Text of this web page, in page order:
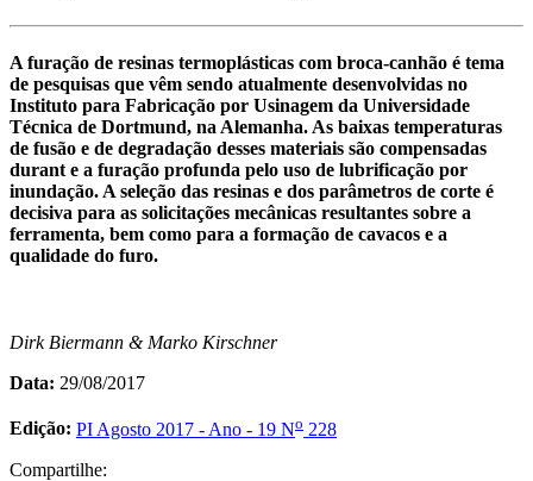
A furação de resinas termoplásticas com broca-canhão é tema
de pesquisas que vêm sendo atualmente desenvolvidas no
Instituto para Fabricação por Usinagem da Universidade
Técnica de Dortmund, na Alemanha. As baixas temperaturas
de fusão e de degradação desses materiais são compensadas
durant e a furação profunda pelo uso de lubrificação por
inundação. A seleção das resinas e dos parâmetros de corte é
decisiva para as solicitações mecânicas resultantes sobre a
ferramenta, bem como para a formação de cavacos e a
qualidade do furo.
Dirk Biermann & Marko Kirschner
Data: 29/08/2017
Edição: PI Agosto 2017 - Ano - 19 No 228
Compartilhe: